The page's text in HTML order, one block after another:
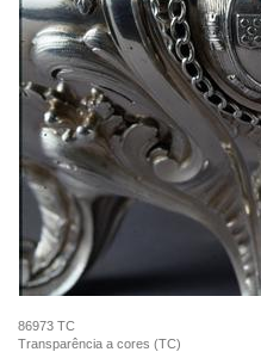
86973 TC
Transparência a cores (TC)